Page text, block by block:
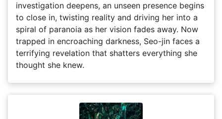
investigation deepens, an unseen presence begins
to close in, twisting reality and driving her into a
spiral of paranoia as her vision fades away. Now
trapped in encroaching darkness, Seo-jin faces a
terrifying revelation that shatters everything she
thought she knew.